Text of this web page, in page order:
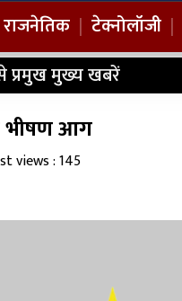
राजनेतिक | टेक्नोलॉजी |
प्रमुख मुख्य खबरें
भीषण आग
views : 145